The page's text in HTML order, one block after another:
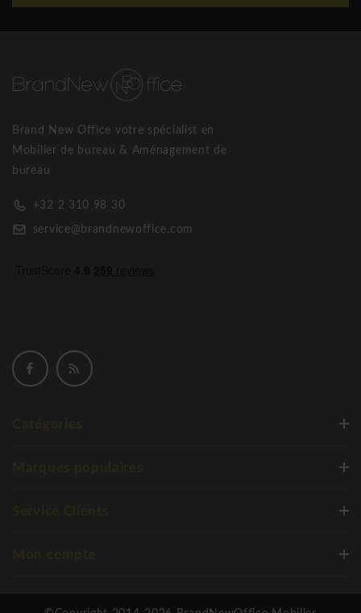
Brand New Office votre spécialist en
Mobilier de bureau & Aménagement de
bureau
+32 2 310 98 30
service@brandnewoffice.com